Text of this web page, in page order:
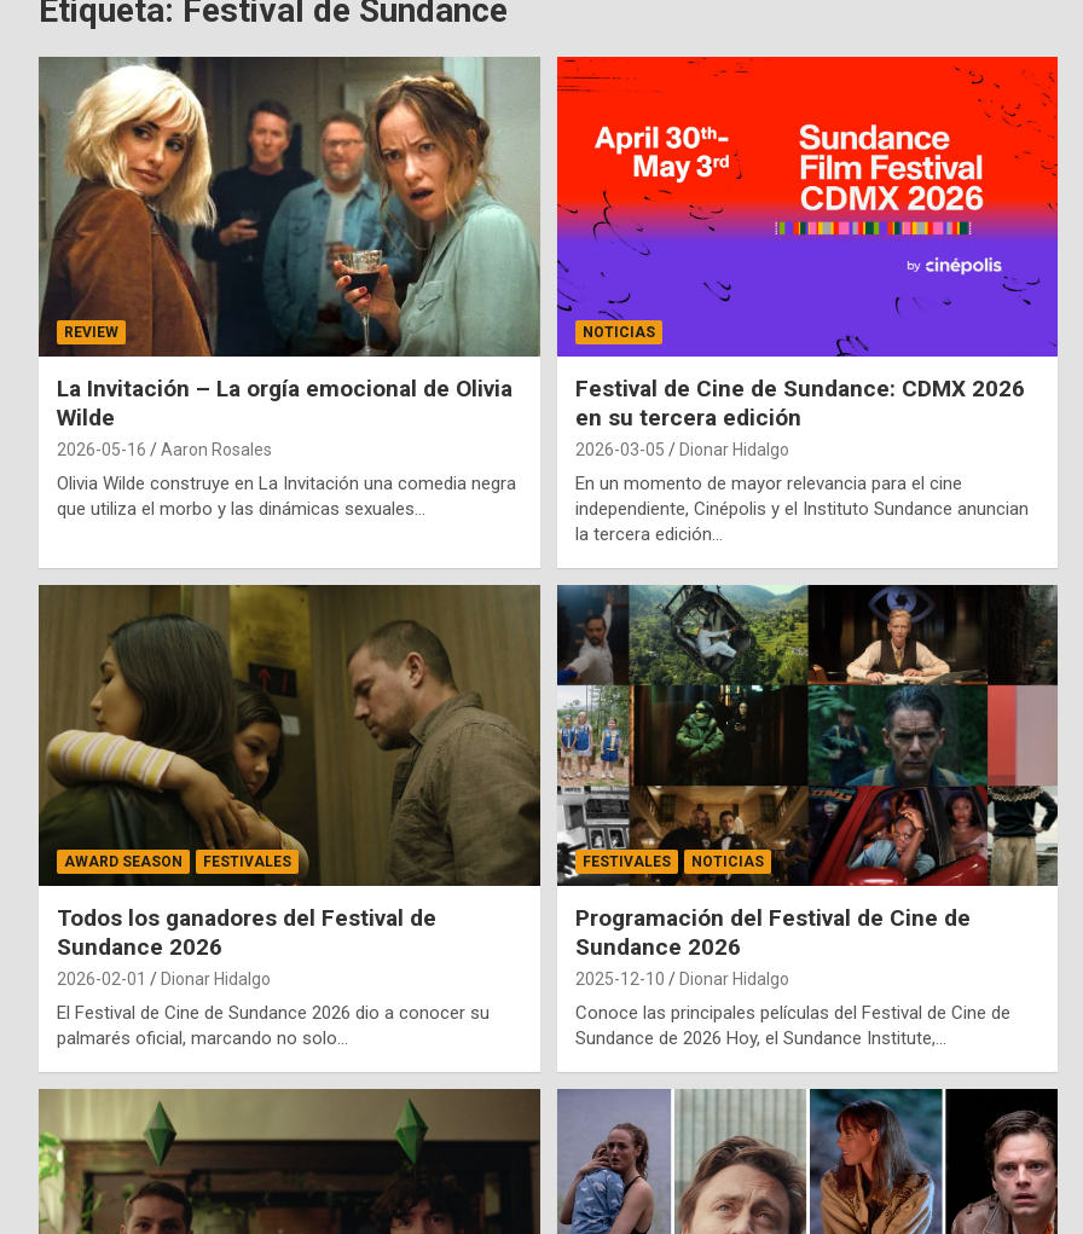
Etiqueta: Festival de Sundance
REVIEW
La Invitación – La orgía emocional de Olivia
Wilde
2026-05-16 Aaron Rosales
Olivia Wilde construye en La Invitación una comedia negra
que utiliza el morbo y las dinámicas sexuales…
NOTICIAS
Festival de Cine de Sundance: CDMX 2026
en su tercera edición
2026-03-05 Dionar Hidalgo
En un momento de mayor relevancia para el cine
independiente, Cinépolis y el Instituto Sundance anuncian
la tercera edición…
AWARD SEASON FESTIVALES
Todos los ganadores del Festival de
Sundance 2026
2026-02-01 Dionar Hidalgo
El Festival de Cine de Sundance 2026 dio a conocer su
palmarés oficial, marcando no solo…
FESTIVALES NOTICIAS
Programación del Festival de Cine de
Sundance 2026
2025-12-10 Dionar Hidalgo
Conoce las principales películas del Festival de Cine de
Sundance de 2026 Hoy, el Sundance Institute,…